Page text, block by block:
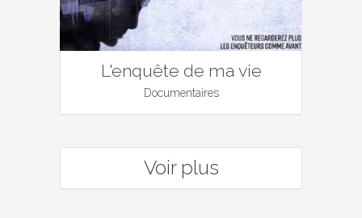
L'enquête de ma vie
Documentaires
Voir plus